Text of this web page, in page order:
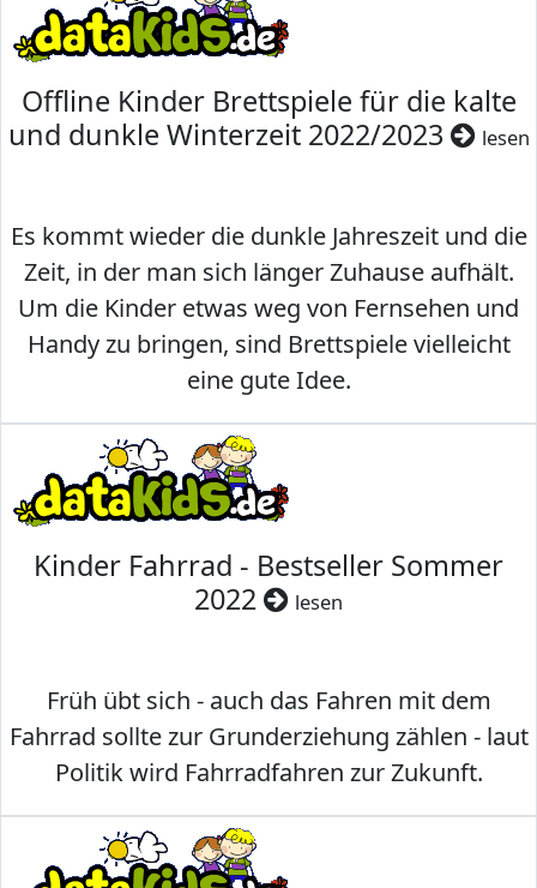
Offline Kinder Brettspiele für die kalte
und dunkle Winterzeit 2022/2023
lesen
Es kommt wieder die dunkle Jahreszeit und die
Zeit, in der man sich länger Zuhause aufhält.
Um die Kinder etwas weg von Fernsehen und
Handy zu bringen, sind Brettspiele vielleicht
eine gute Idee.
Kinder Fahrrad - Bestseller Sommer
2022
lesen
Früh übt sich - auch das Fahren mit dem
Fahrrad sollte zur Grunderziehung zählen - laut
Politik wird Fahrradfahren zur Zukunft.